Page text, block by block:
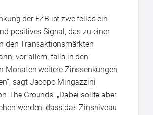
der EZB ist zweifellos ein
positives Signal, das zu einer
den Transaktionsmärkten
vor allem, falls in den
Monaten weitere Zinssenkungen
sagt Jacopo Mingazzini,
The Grounds. „Dabei sollte aber
werden, dass das Zinsniveau